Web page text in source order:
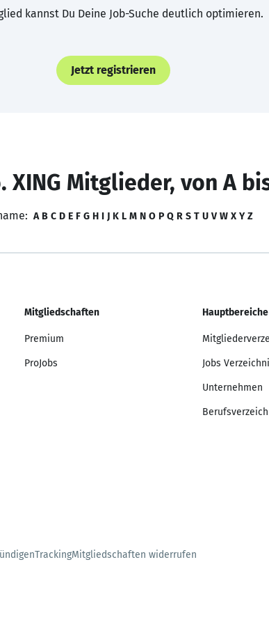
kannst Du Deine Job-Suche deutlich optimieren.
Jetzt registrieren
XING Mitglieder, von A
A B C D E F G H I J K L M N O P Q R S T U V W X Y Z
Mitgliedschaften
Premium
ProJobs
Hauptbereiche
Jobs
Unternehmen
TrackingMitgliedschaften widerrufen